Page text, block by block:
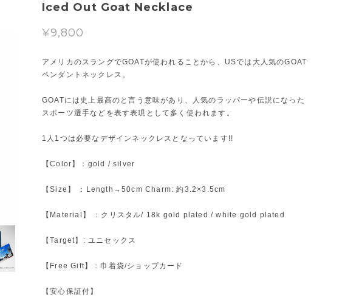
Iced Out Goat Necklace
¥9,800
アメリカのスラングでGOATが使われることから、USでは大人気のGOAT
ペンダントネックレス。
GOATには史上最高のと言う意味があり、人気のラッパーや伝説になった
スポーツ選手などを表す表現として多く使われます。
1人1つは必要なデザインネックレスとなっています!!
【Color】：gold / silver
【Size】 ：Length→50cm Charm: 約3.2×3.5cm
【Material】 ：クリスタル/ 18k gold plated / white gold plated
【Target】: ユニセックス
【Free Gift】：巾着袋/ショップカード
【安心保証付】